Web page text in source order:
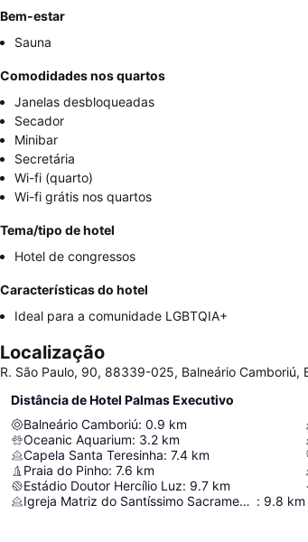
Bem-estar
Sauna
Comodidades nos quartos
Janelas desbloqueadas
Secador
Minibar
Secretária
Wi-fi (quarto)
Wi-fi grátis nos quartos
Tema/tipo de hotel
Hotel de congressos
Características do hotel
Ideal para a comunidade LGBTQIA+
Localização
R. São Paulo, 90, 88339-025, Balneário Camboriú,
Distância de Hotel Palmas Executivo
Balneário Camboriú: 0.9 km
Oceanic Aquarium: 3.2 km
Capela Santa Teresinha: 7.4 km
Praia do Pinho: 7.6 km
Estádio Doutor Hercílio Luz: 9.7 km
Igreja Matriz do Santíssimo Sacramento : 9.8 km